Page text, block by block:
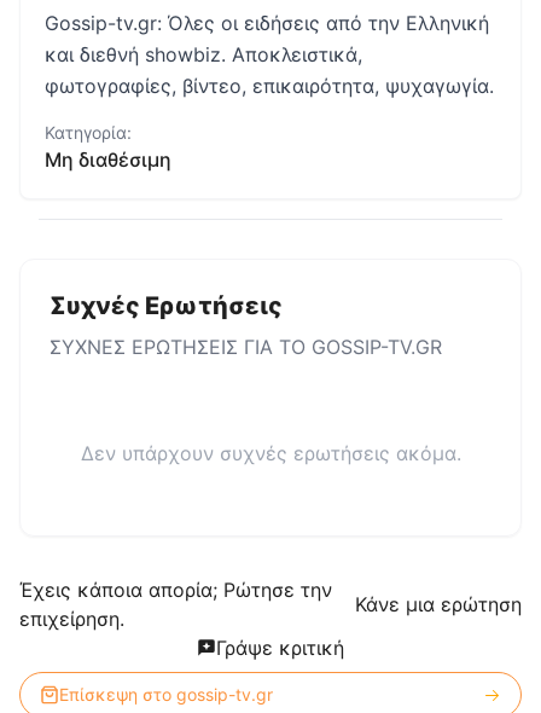
Gossip-tv.gr: Όλες οι ειδήσεις από την Ελληνική
και διεθνή showbiz. Αποκλειστικά,
φωτογραφίες, βίντεο, επικαιρότητα, ψυχαγωγία.
Κατηγορία:
Μη διαθέσιμη
Συχνές Ερωτήσεις
ΣΥΧΝΕΣ ΕΡΩΤΗΣΕΙΣ ΓΙΑ ΤΟ GOSSIP-TV.GR
Δεν υπάρχουν συχνές ερωτήσεις ακόμα.
Έχεις κάποια απορία; Ρώτησε την
επιχείρηση.
Κάνε μια ερώτηση
Γράψε κριτική
Επίσκεψη στο gossip-tv.gr